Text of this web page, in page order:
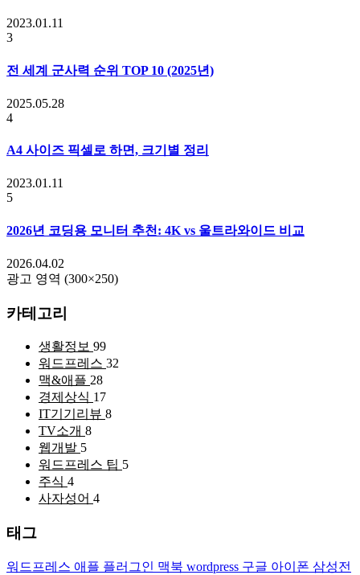
2023.01.11
3
전 세계 군사력 순위 TOP 10 (2025년)
2025.05.28
4
A4 사이즈 픽셀로 하면, 크기별 정리
2023.01.11
5
2026년 코딩용 모니터 추천: 4K vs 울트라와이드 비교
2026.04.02
광고 영역 (300×250)
카테고리
생활정보 99
워드프레스 32
맥&애플 28
경제상식 17
IT기기리뷰 8
TV소개 8
웹개발 5
워드프레스 팁 5
주식 4
사자성어 4
태그
워드프레스 애플 플러그인 맥북 wordpress 구글 아이폰 삼성전